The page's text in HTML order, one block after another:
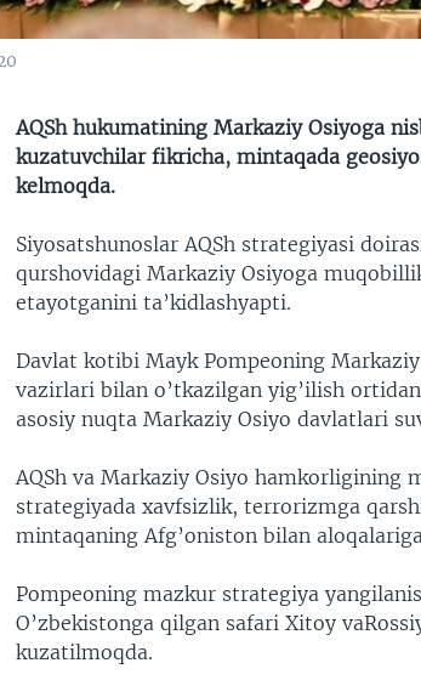
AQSh hukumatining Markaziy Osiyoga
kuzatuvchilar fikricha, mintaqada
kelmoqda.
Siyosatshunoslar AQSh strategiyasi
qurshovidagi Markaziy Osiyoga
etayotganini ta’kidlashyapti.
Davlat kotibi Mayk Pompeoning
vazirlari bilan o’tkazilgan yig’ilish
asosiy nuqta Markaziy Osiyo davlatlari
AQSh va Markaziy Osiyo hamkorligining
strategiyada xavfsizlik, terrorizmga
mintaqaning Afg’oniston bilan
Pompeoning mazkur strategiya
O’zbekistonga qilgan safari Xitoy
kuzatilmoqda.